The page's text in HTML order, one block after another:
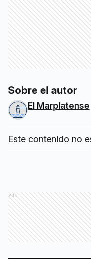
Sobre el autor
El Marplatense
Este contenido no
Ads